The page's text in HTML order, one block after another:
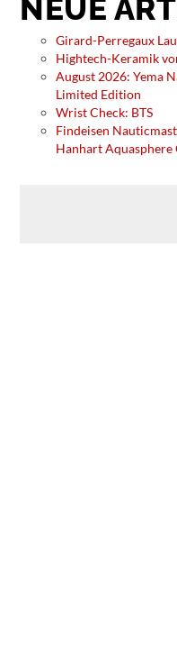
NEUE
Girard-Perregaux
Hightech-Keramik
August 2026: Yema
Limited Edition
Wrist Check: BTS
Findeisen
Hanhart Aquasphere